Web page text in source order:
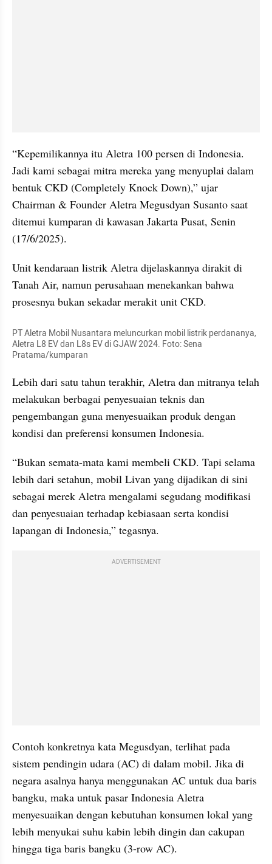
“Kepemilikannya itu Aletra 100 persen di Indonesia.
Jadi kami sebagai mitra mereka yang menyuplai dalam
bentuk CKD (Completely Knock Down),” ujar
Chairman & Founder Aletra Megusdyan Susanto saat
ditemui kumparan di kawasan Jakarta Pusat, Senin
(17/6/2025).
Unit kendaraan listrik Aletra dijelaskannya dirakit di
Tanah Air, namun perusahaan menekankan bahwa
prosesnya bukan sekadar merakit unit CKD.
PT Aletra Mobil Nusantara meluncurkan mobil listrik perdananya,
Aletra L8 EV dan L8s EV di GJAW 2024. Foto: Sena
Pratama/kumparan
Lebih dari satu tahun terakhir, Aletra dan mitranya telah
melakukan berbagai penyesuaian teknis dan
pengembangan guna menyesuaikan produk dengan
kondisi dan preferensi konsumen Indonesia.
“Bukan semata-mata kami membeli CKD. Tapi selama
lebih dari setahun, mobil Livan yang dijadikan di sini
sebagai merek Aletra mengalami segudang modifikasi
dan penyesuaian terhadap kebiasaan serta kondisi
lapangan di Indonesia,” tegasnya.
ADVERTISEMENT
Contoh konkretnya kata Megusdyan, terlihat pada
sistem pendingin udara (AC) di dalam mobil. Jika di
negara asalnya hanya menggunakan AC untuk dua baris
bangku, maka untuk pasar Indonesia Aletra
menyesuaikan dengan kebutuhan konsumen lokal yang
lebih menyukai suhu kabin lebih dingin dan cakupan
hingga tiga baris bangku (3-row AC).